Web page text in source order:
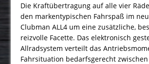
Die Kraftübertragung auf alle vier
den markentypischen Fahrspaß im
Clubman ALL4 um eine zusätzliche,
reizvolle Facette. Das elektronisch
Allradsystem verteilt das
Fahrsituation bedarfsgerecht